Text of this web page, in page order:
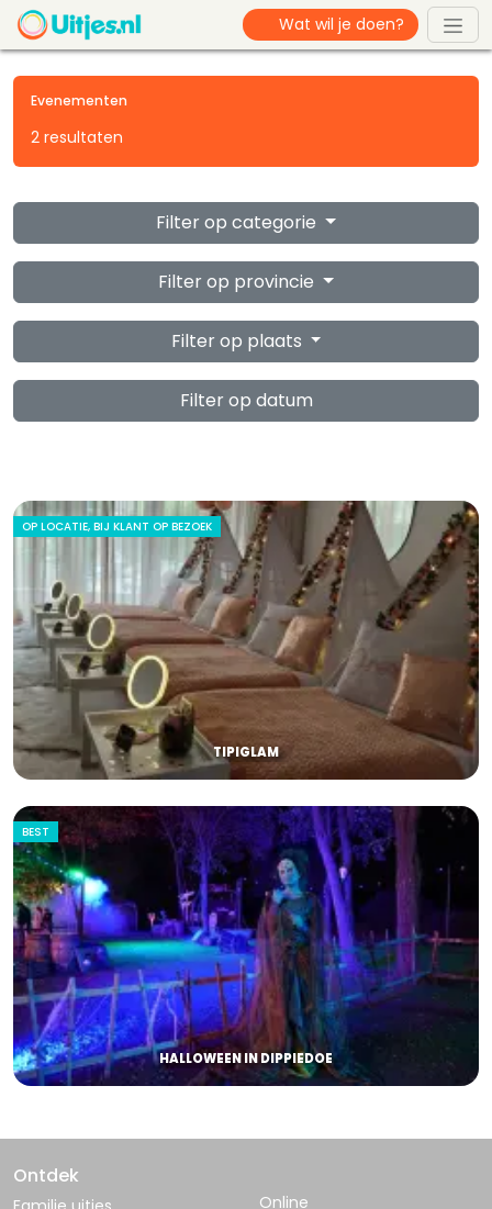
Evenementen
2 resultaten
Filter op categorie
Filter op provincie
Filter op plaats
Filter op datum
OP LOCATIE, BIJ KLANT OP BEZOEK
TIPIGLAM
BEST
HALLOWEEN IN DIPPIEDOE
Ontdek
Online